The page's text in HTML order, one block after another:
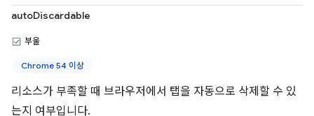
autoDiscardable
부울
Chrome 54 이상
리소스가 부족할 때 브라우저에서 탭을 자동으로 삭제할 수 있
는지 여부입니다.